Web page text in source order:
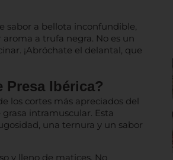
sabor a bellota inconfundible,
a trufa negra. No es un
¡Abróchate el delantal, que
Presa Ibérica?
los cortes más apreciados del
intramuscular. Esta
una ternura y un sabor
y lleno de matices. No